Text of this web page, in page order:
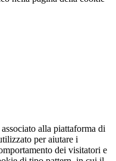
alla piattaforma di
per aiutare i
dei visitatori e